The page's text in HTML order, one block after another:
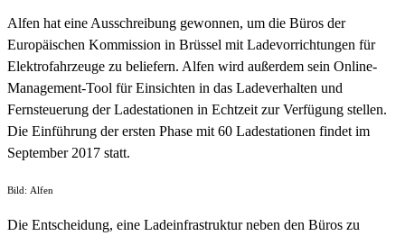
Alfen hat eine Ausschreibung gewonnen, um die Büros der
Europäischen Kommission in Brüssel mit Ladevorrichtungen für
Elektrofahrzeuge zu beliefern. Alfen wird außerdem sein Online-
Management-Tool für Einsichten in das Ladeverhalten und
Fernsteuerung der Ladestationen in Echtzeit zur Verfügung stellen.
Die Einführung der ersten Phase mit 60 Ladestationen findet im
September 2017 statt.
Bild: Alfen
Die Entscheidung, eine Ladeinfrastruktur neben den Büros zu